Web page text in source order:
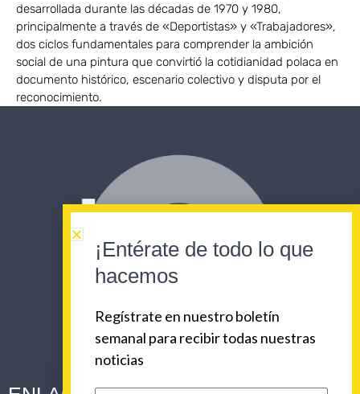
desarrollada durante las décadas de 1970 y 1980,
principalmente a través de «Deportistas» y «Trabajadores»,
dos ciclos fundamentales para comprender la ambición
social de una pintura que convirtió la cotidianidad polaca en
documento histórico, escenario colectivo y disputa por el
reconocimiento.
¡Entérate de todo lo que
hacemos
Regístrate en nuestro boletín
semanal para recibir todas nuestras
noticias